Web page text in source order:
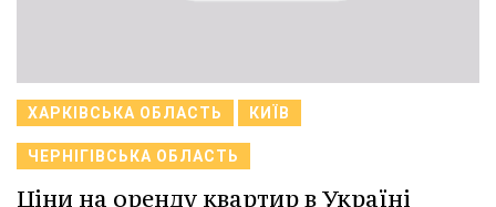
ХАРКІВСЬКА ОБЛАСТЬ КИЇВ
ЧЕРНІГІВСЬКА ОБЛАСТЬ
Ціни на оренду квартир в Україні